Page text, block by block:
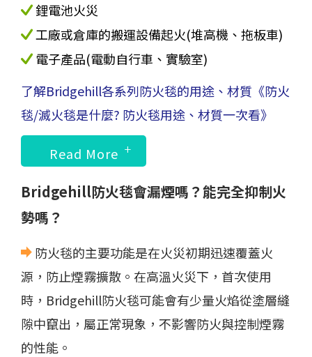
鋰電池火災
工廠或倉庫的搬運設備起火(堆高機、拖板車)
電子產品(電動自行車、實驗室)
了解Bridgehill各系列防火毯的用途、材質 《防火
毯/滅火毯是什麼? 防火毯用途、材質一次看》
Read More
Bridgehill防火毯會漏煙嗎？能完全抑制火
勢嗎？
防火毯的主要功能是在火災初期迅速覆蓋火
源，防止煙霧擴散。在高溫火災下，首次使用
時，Bridgehill防火毯可能會有少量火焰從塗層縫
隙中竄出，屬正常現象，不影響防火與控制煙霧
的性能。